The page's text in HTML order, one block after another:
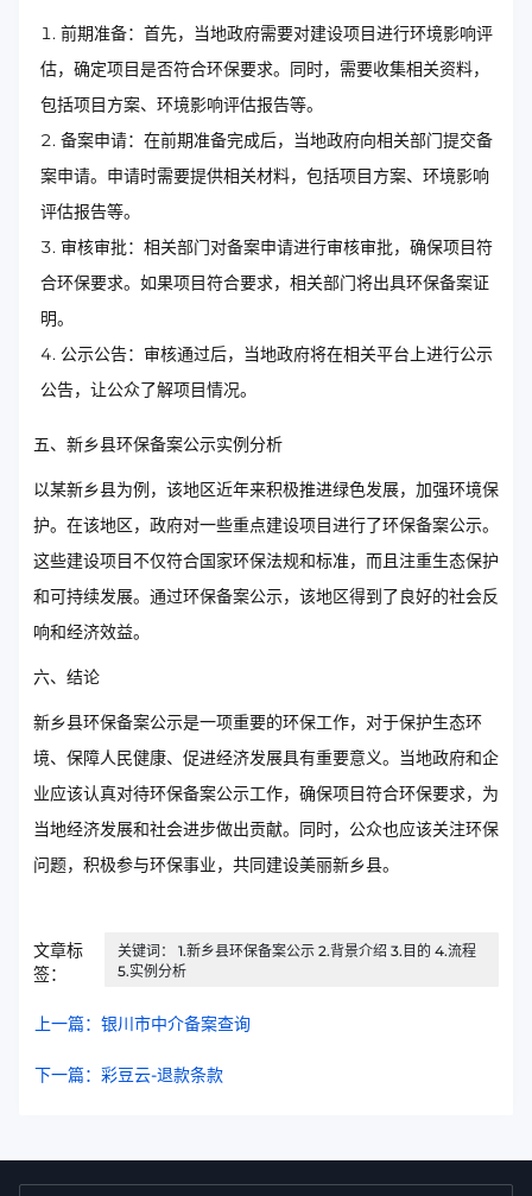
前期准备：首先，当地政府需要对建设项目进行环境影响评
估，确定项目是否符合环保要求。同时，需要收集相关资料，
包括项目方案、环境影响评估报告等。
备案申请：在前期准备完成后，当地政府向相关部门提交备
案申请。申请时需要提供相关材料，包括项目方案、环境影响
评估报告等。
审核审批：相关部门对备案申请进行审核审批，确保项目符
合环保要求。如果项目符合要求，相关部门将出具环保备案证
明。
公示公告：审核通过后，当地政府将在相关平台上进行公示
公告，让公众了解项目情况。
五、新乡县环保备案公示实例分析
以某新乡县为例，该地区近年来积极推进绿色发展，加强环境保
护。在该地区，政府对一些重点建设项目进行了环保备案公示。
这些建设项目不仅符合国家环保法规和标准，而且注重生态保护
和可持续发展。通过环保备案公示，该地区得到了良好的社会反
响和经济效益。
六、结论
新乡县环保备案公示是一项重要的环保工作，对于保护生态环
境、保障人民健康、促进经济发展具有重要意义。当地政府和企
业应该认真对待环保备案公示工作，确保项目符合环保要求，为
当地经济发展和社会进步做出贡献。同时，公众也应该关注环保
问题，积极参与环保事业，共同建设美丽新乡县。
文章标
签：
关键词： 1.新乡县环保备案公示 2.背景介绍 3.目的 4.流程
5.实例分析
上一篇：银川市中介备案查询
下一篇：彩豆云-退款条款